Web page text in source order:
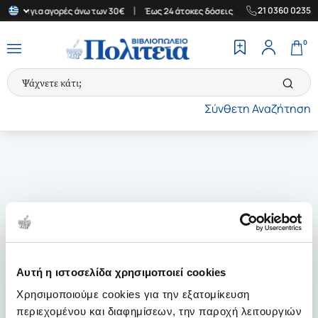
Αυτή η ιστοσελίδα χρησιμοποιεί cookies
Χρησιμοποιούμε cookies για την εξατομίκευση
περιεχομένου και διαφημίσεων, την παροχή λειτουργιών
για αγορές άνω των 30€ Έως 24 άτοκες δόσεις | Δωρεάν
21 0360 0235
Σύνθετη Αναζήτηση
0